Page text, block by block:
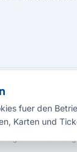
Babelsberg
fuer den
Karten und